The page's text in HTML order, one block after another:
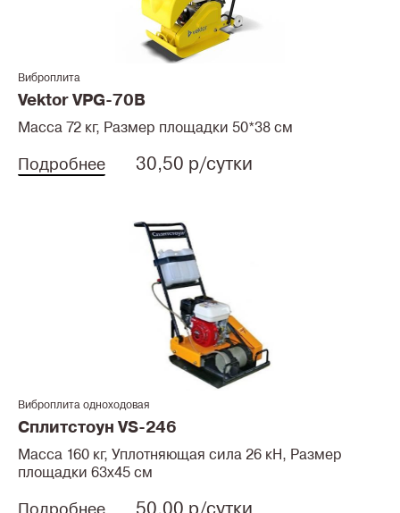
Виброплита
Vektor VPG-70B
Масса 72 кг, Размер площадки 50*38 см
Подробнее 30,50 р/сутки
Виброплита одноходовая
Сплитстоун VS-246
Масса 160 кг, Уплотняющая сила 26 кН, Размер
площадки 63x45 см